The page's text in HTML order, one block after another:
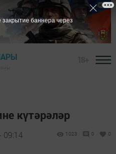
күтәрәләр
09:14 1023 0 0
закрытие баннера через